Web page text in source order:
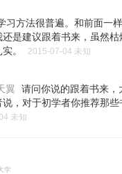
习方法很普遍。和前面一
还是建议跟着书来，虽然枯
实。
2015-07-04 未知
翼
请问你说的跟着书来，
说，对于初学者你推荐那些
未知
学